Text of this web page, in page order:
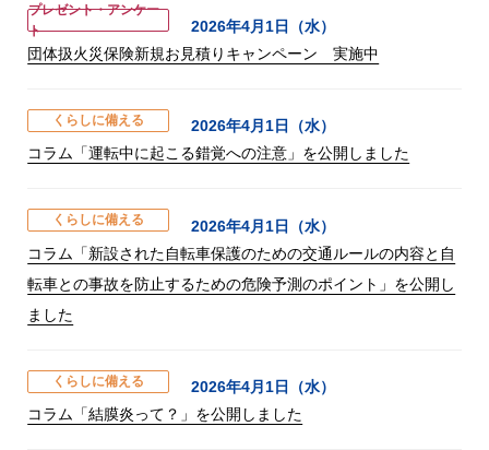
プレゼント・アンケー
ト
2026年4月1日（水）
団体扱火災保険新規お見積りキャンペーン 実施中
くらしに備える
2026年4月1日（水）
コラム「運転中に起こる錯覚への注意」を公開しました
くらしに備える
2026年4月1日（水）
コラム「新設された自転車保護のための交通ルールの内容と自
転車との事故を防止するための危険予測のポイント」を公開し
ました
くらしに備える
2026年4月1日（水）
コラム「結膜炎って？」を公開しました